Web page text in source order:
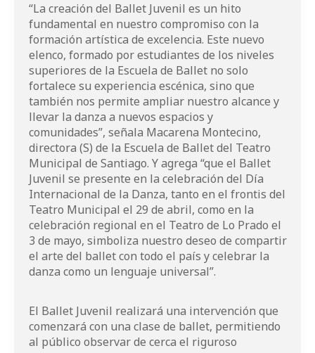
“La creación del Ballet Juvenil es un hito
fundamental en nuestro compromiso con la
formación artística de excelencia. Este nuevo
elenco, formado por estudiantes de los niveles
superiores de la Escuela de Ballet no solo
fortalece su experiencia escénica, sino que
también nos permite ampliar nuestro alcance y
llevar la danza a nuevos espacios y
comunidades”, señala Macarena Montecino,
directora (S) de la Escuela de Ballet del Teatro
Municipal de Santiago. Y agrega “que el Ballet
Juvenil se presente en la celebración del Día
Internacional de la Danza, tanto en el frontis del
Teatro Municipal el 29 de abril, como en la
celebración regional en el Teatro de Lo Prado el
3 de mayo, simboliza nuestro deseo de compartir
el arte del ballet con todo el país y celebrar la
danza como un lenguaje universal”.
El Ballet Juvenil realizará una intervención que
comenzará con una clase de ballet, permitiendo
al público observar de cerca el riguroso